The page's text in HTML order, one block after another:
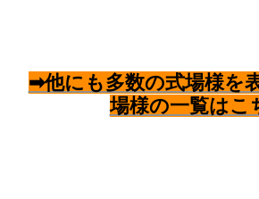
➡他にも多数の式場様を
場様の一覧はこ